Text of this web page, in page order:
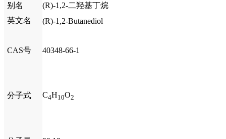
别名
(R)-1,2-二羟基丁烷
英文名
(R)-1,2-Butanediol
CAS号 40348-66-1
分子式 C4H10O2